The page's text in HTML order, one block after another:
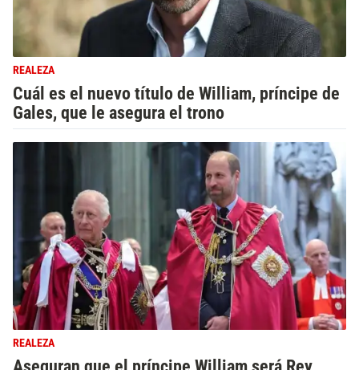
REALEZA
Cuál es el nuevo título de William, príncipe de
Gales, que le asegura el trono
REALEZA